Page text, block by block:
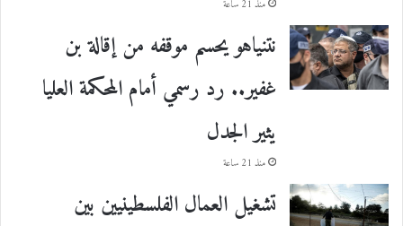
منذ 21 ساعة
نتنياهو يحسم موقفه من إقالة بن
غفير.. رد رسمي أمام المحكمة العليا
يثير الجدل
منذ 21 ساعة
تشغيل العمال الفلسطينيين بين